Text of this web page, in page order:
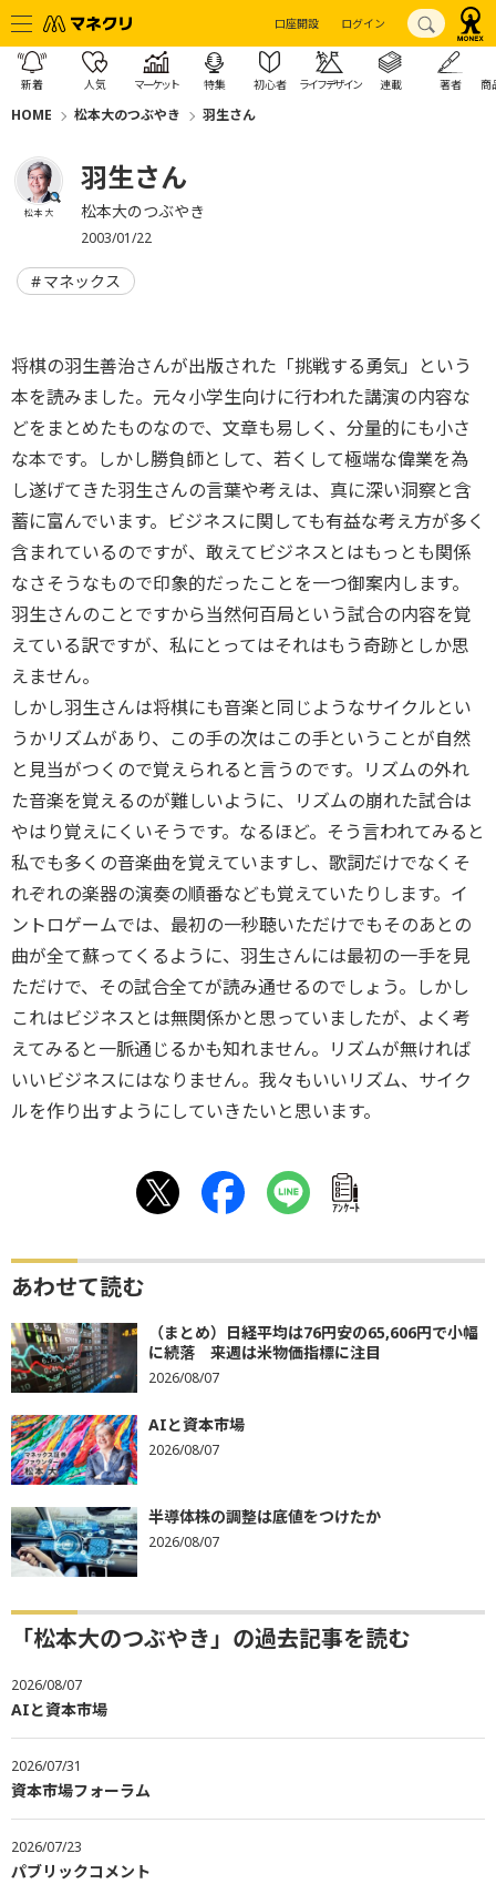
口座開設 ログイン
新着 人気 マーケット 特集 初心者 ライフデザイン 連載 著者 商
HOME 松本大のつぶやき 羽生さん
松本 大
羽生さん
松本大のつぶやき
2003/01/22
マネックス
将棋の羽生善治さんが出版された「挑戦する勇気」という
本を読みました。元々小学生向けに行われた講演の内容な
どをまとめたものなので、文章も易しく、分量的にも小さ
な本です。しかし勝負師として、若くして極端な偉業を為
し遂げてきた羽生さんの言葉や考えは、真に深い洞察と含
蓄に富んでいます。ビジネスに関しても有益な考え方が多く
含まれているのですが、敢えてビジネスとはもっとも関係
なさそうなもので印象的だったことを一つ御案内します。
羽生さんのことですから当然何百局という試合の内容を覚
えている訳ですが、私にとってはそれはもう奇跡としか思
えません。
しかし羽生さんは将棋にも音楽と同じようなサイクルとい
うかリズムがあり、この手の次はこの手ということが自然
と見当がつくので覚えられると言うのです。リズムの外れ
た音楽を覚えるのが難しいように、リズムの崩れた試合は
やはり覚えにくいそうです。なるほど。そう言われてみると
私でも多くの音楽曲を覚えていますし、歌詞だけでなくそ
れぞれの楽器の演奏の順番なども覚えていたりします。イ
ントロゲームでは、最初の一秒聴いただけでもそのあとの
曲が全て蘇ってくるように、羽生さんには最初の一手を見
ただけで、その試合全てが読み通せるのでしょう。しかし
これはビジネスとは無関係かと思っていましたが、よく考
えてみると一脈通じるかも知れません。リズムが無ければ
いいビジネスにはなりません。我々もいいリズム、サイク
ルを作り出すようにしていきたいと思います。
ｱﾝｹｰﾄ
あわせて読む
（まとめ）日経平均は76円安の65,606円で小幅
に続落 来週は米物価指標に注目
2026/08/07
AIと資本市場
2026/08/07
半導体株の調整は底値をつけたか
2026/08/07
「松本大のつぶやき」の過去記事を読む
2026/08/07
AIと資本市場
2026/07/31
資本市場フォーラム
2026/07/23
パブリックコメント